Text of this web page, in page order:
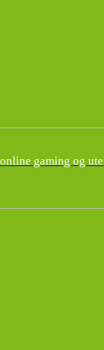
gaming og